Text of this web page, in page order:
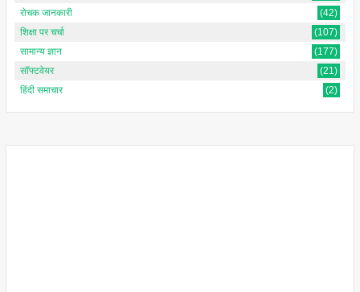
रोचक जानकारी
(42)
शिक्षा पर चर्चा
(107)
सामान्य ज्ञान
(177)
सॉफ्टवेयर
(21)
हिंदी समाचार
(2)